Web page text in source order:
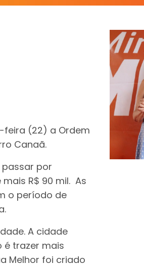
feira (22) a Ordem
Canaã.
passar por
R$ 90 mil. As
o período de
A cidade
é trazer mais
Melhor foi criado